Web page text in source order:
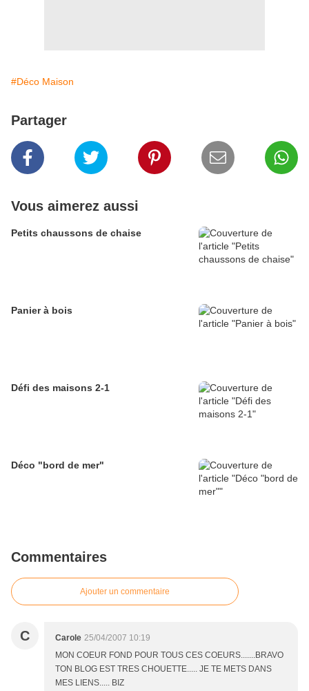
#Déco Maison
Partager
Vous aimerez aussi
Petits chaussons de chaise
Panier à bois
Défi des maisons 2-1
Déco "bord de mer"
Commentaires
Ajouter un commentaire
C Carole 25/04/2007 10:19
MON COEUR FOND POUR TOUS CES COEURS.......BRAVO
TON BLOG EST TRES CHOUETTE..... JE TE METS DANS
MES LIENS..... BIZ